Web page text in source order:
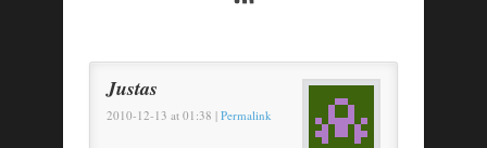
Justas
2010-12-13 at 01:38 | Permalink